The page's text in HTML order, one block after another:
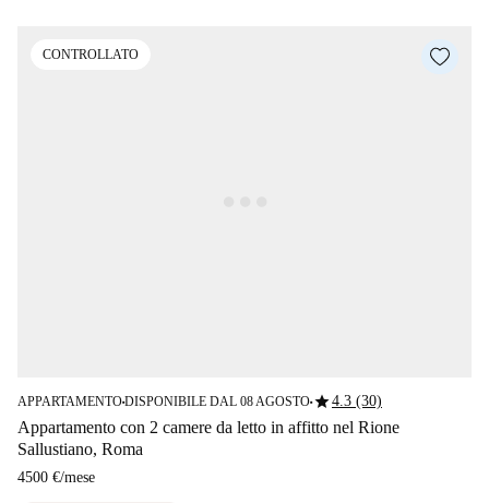
CONTROLLATO
APPARTAMENTO■DISPONIBILE DAL 08 AGOSTO■star4.3 (30)
Appartamento con 2 camere da letto in affitto nel Rione
Sallustiano, Roma
4500 €/mese